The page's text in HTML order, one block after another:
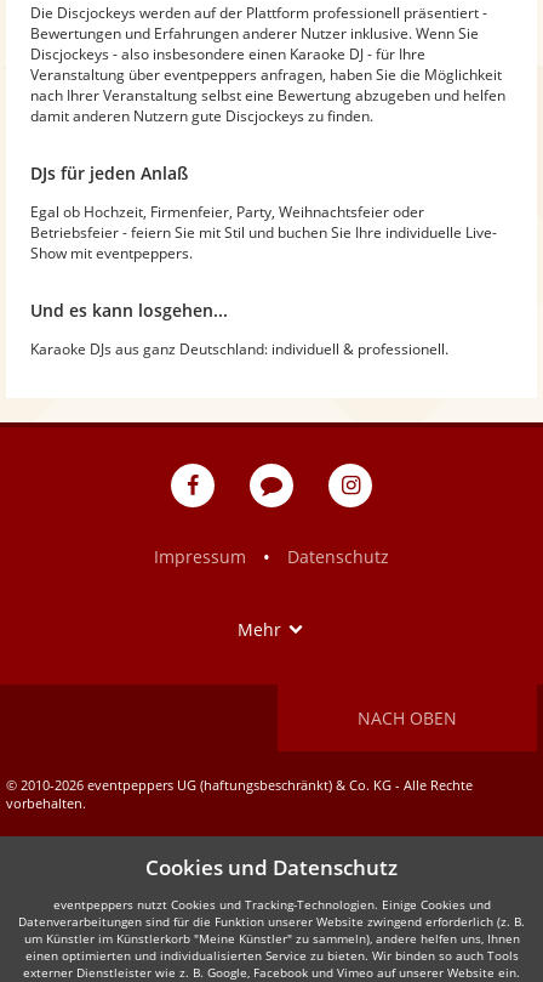
Die Discjockeys werden auf der Plattform professionell präsentiert -
Bewertungen und Erfahrungen anderer Nutzer inklusive. Wenn Sie
Discjockeys - also insbesondere einen Karaoke DJ - für Ihre
Veranstaltung über eventpeppers anfragen, haben Sie die Möglichkeit
nach Ihrer Veranstaltung selbst eine Bewertung abzugeben und helfen
damit anderen Nutzern gute Discjockeys zu finden.
DJs für jeden Anlaß
Egal ob Hochzeit, Firmenfeier, Party, Weihnachtsfeier oder
Betriebsfeier - feiern Sie mit Stil und buchen Sie Ihre individuelle Live-
Show mit eventpeppers.
Und es kann losgehen...
Karaoke DJs aus ganz Deutschland: individuell & professionell.
eventpeppers
Blog
eventpeppers
Impressum
• Datenschutz
Mehr
NACH OBEN
© 2010-2026 eventpeppers UG (haftungsbeschränkt) & Co. KG - Alle Rechte
vorbehalten.
Cookies und Datenschutz
eventpeppers nutzt Cookies und Tracking-Technologien. Einige Cookies und
Datenverarbeitungen sind für die Funktion unserer Website zwingend erforderlich (z. B.
um Künstler im Künstlerkorb "Meine Künstler" zu sammeln), andere helfen uns, Ihnen
einen optimierten und individualisierten Service zu bieten. Wir binden so auch Tools
externer Dienstleister wie z. B. Google, Facebook und Vimeo auf unserer Website ein.